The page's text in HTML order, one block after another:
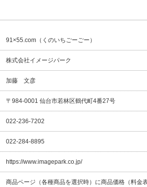
91×55.com（くのいちごーごー）
株式会社イメージパーク
加藤 文彦
〒984-0001 仙台市若林区鶴代町4番27号
022-236-7202
022-284-8895
https://www.imagepark.co.jp/
商品ページ（各種商品を選択時）に商品価格（料金